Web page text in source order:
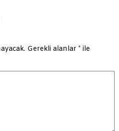
Gerekli alanlar * ile